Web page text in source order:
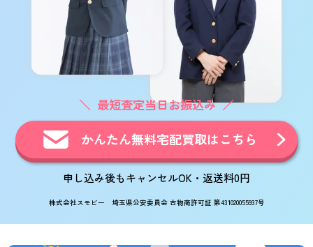
最短査定当日お振込み
かんたん無料宅配買取はこちら
申し込み後もキャンセルOK・返送料0円
株式会社スモビー 埼玉県公安委員会 古物商許可証 第431020055937号